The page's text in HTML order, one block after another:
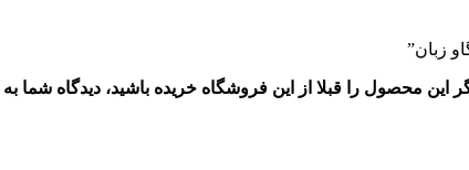
زبان”
این محصول را قبلا از این فروشگاه خریده باشید، دیدگاه